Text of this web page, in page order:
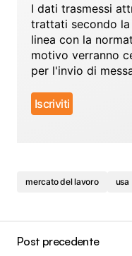
I dati trasmessi
trattati secondo la
linea con la
motivo verranno
per l'invio di
mercato del lavoro usa
Post precedente